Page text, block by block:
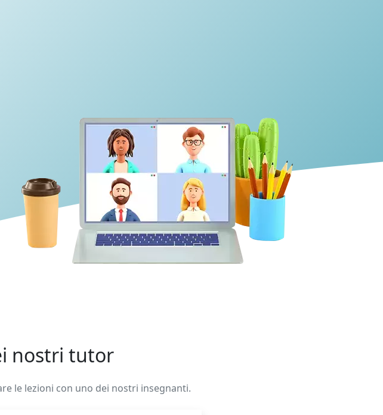
nostri tutor
le lezioni con uno dei nostri insegnanti.